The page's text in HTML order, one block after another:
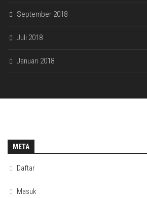
September 2018
Juli 2018
Januari 2018
META
Daftar
Masuk